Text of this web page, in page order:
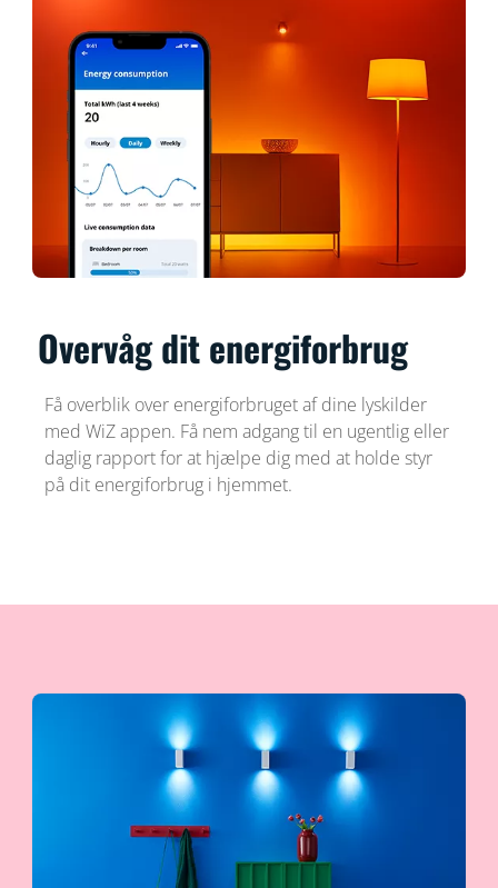
Overvåg dit energiforbrug
Få overblik over energiforbruget af dine lyskilder
med WiZ appen. Få nem adgang til en ugentlig eller
daglig rapport for at hjælpe dig med at holde styr
på dit energiforbrug i hjemmet.